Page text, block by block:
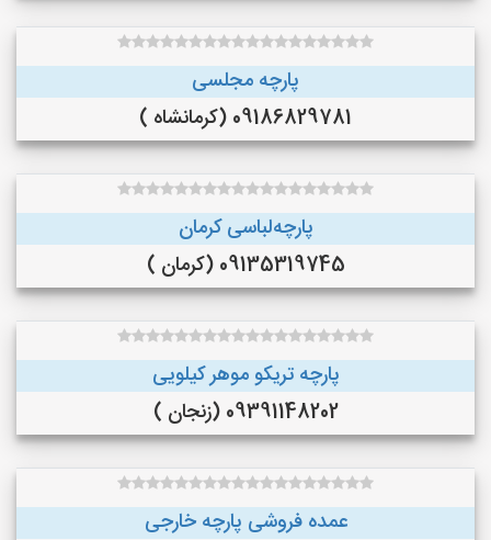
پارچه مجلسی
09186829781 (کرمانشاه )
پارچه‌لباسی کرمان
09135319745 (کرمان )
پارچه تریکو موهر کیلویی
09391148202 (زنجان )
عمده فروشی پارچه خارجی